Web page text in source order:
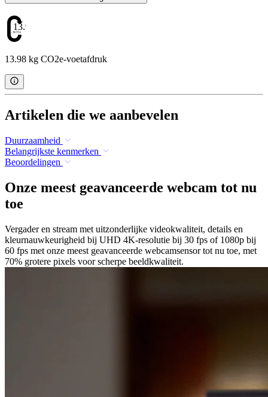
13.98
13.98 kg CO2e-voetafdruk
Artikelen die we aanbevelen
Duurzaamheid
Belangrijkste kenmerken
Beoordelingen
Onze meest geavanceerde webcam tot nu
toe
Vergader en stream met uitzonderlijke videokwaliteit, details en
kleurnauwkeurigheid bij UHD 4K-resolutie bij 30 fps of 1080p bij
60 fps met onze meest geavanceerde webcamsensor tot nu toe, met
70% grotere pixels voor scherpe beeldkwaliteit.